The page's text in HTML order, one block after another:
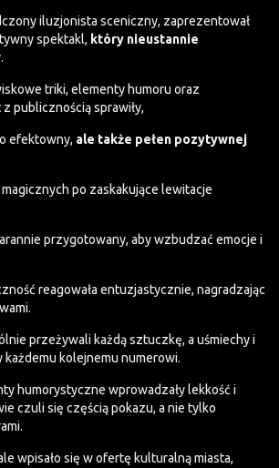
iluzjonista sceniczny, zaprezentował
spektakl, który nieustannie
.
triki, elementy humoru oraz
publicznością sprawiły,
efektowny, ale także pełen pozytywnej
po zaskakujące lewitacje
przygotowany, aby wzbudzać emocje i
reagowała entuzjastycznie, nagradzając
przeżywali każdą sztuczkę, a uśmiechy i
każdemu kolejnemu numerowi.
humorystyczne wprowadzały lekkość i
czuli się częścią pokazu, a nie tylko
wpisało się w ofertę kulturalną miasta,